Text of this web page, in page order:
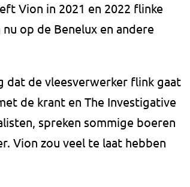
Vion in 2021 en 2022 flinke
op de Benelux en andere
dat de vleesverwerker flink gaat
de krant en The Investigative
spreken sommige boeren
Vion zou veel te laat hebben